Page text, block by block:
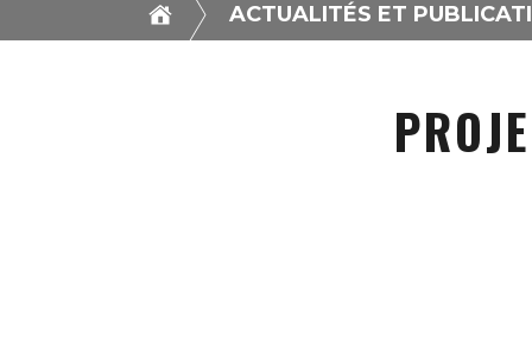
ACTUALITÉS ET